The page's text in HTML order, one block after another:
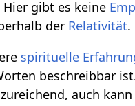
gibt es keine
der Relativität.
spirituelle
beschreibbar
auch